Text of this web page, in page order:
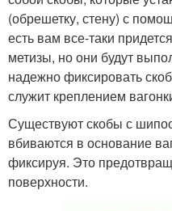
(обрешетку, стену) с
есть вам все-таки
метизы, но они будут
надежно фиксировать
служит креплением
Существуют скобы с
вбиваются в основание
фиксируя. Это
поверхности.